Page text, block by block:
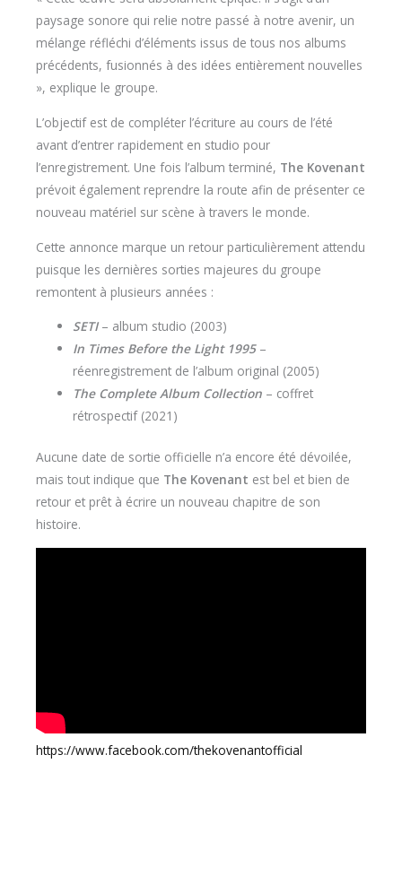
paysage sonore qui relie notre passé à notre avenir, un
mélange réfléchi d’éléments issus de tous nos albums
précédents, fusionnés à des idées entièrement nouvelles
», explique le groupe.
L’objectif est de compléter l’écriture au cours de l’été
avant d’entrer rapidement en studio pour
l’enregistrement. Une fois l’album terminé, The Kovenant
prévoit également reprendre la route afin de présenter ce
nouveau matériel sur scène à travers le monde.
Cette annonce marque un retour particulièrement attendu
puisque les dernières sorties majeures du groupe
remontent à plusieurs années :
SETI– album studio (2003)
In Times Before the Light 1995–
réenregistrement de l’album original (2005)
The Complete Album Collection – coffret
rétrospectif (2021)
Aucune date de sortie officielle n’a encore été dévoilée,
mais tout indique que The Kovenant est bel et bien de
retour et prêt à écrire un nouveau chapitre de son
histoire.
https://www.facebook.com/thekovenantofficial